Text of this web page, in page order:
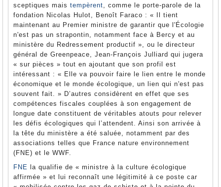
sceptiques mais tempèrent, comme le porte-parole de la
fondation Nicolas Hulot, Benoît Faraco : « Il tient
maintenant au Premier ministre de garantir que l'Écologie
n'est pas un strapontin, notamment face à Bercy et au
ministère du Redressement productif », ou le directeur
général de Greenpeace, Jean-François Julliard qui jugera
« sur pièces » tout en ajoutant que son profil est
intéressant : « Elle va pouvoir faire le lien entre le monde
économique et le monde écologique, un lien qui n'est pas
souvent fait. » D’autres considèrent en effet que ses
compétences fiscales couplées à son engagement de
longue date constituent de véritables atouts pour relever
les défis écologiques qui l’attendent. Ainsi son arrivée à
la tête du ministère a été saluée, notamment par des
associations telles que France nature environnement
(FNE) et le WWF.
FNE la qualifie de « ministre à la culture écologique
affirmée » et lui reconnaît une légitimité à ce poste car